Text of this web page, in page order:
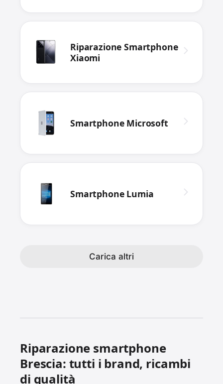
Riparazione Smartphone
Xiaomi
Smartphone Microsoft
Smartphone Lumia
Carica altri
Riparazione smartphone
Brescia: tutti i brand, ricambi
di qualità